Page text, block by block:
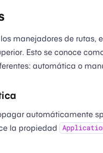
manejadores de rutas,
Esto se conoce
automática o
automáticamente
la propiedad